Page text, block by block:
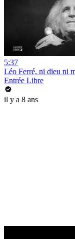
5:37
Léo Ferré, ni dieu ni
Entrée Libre
il y a 8 ans